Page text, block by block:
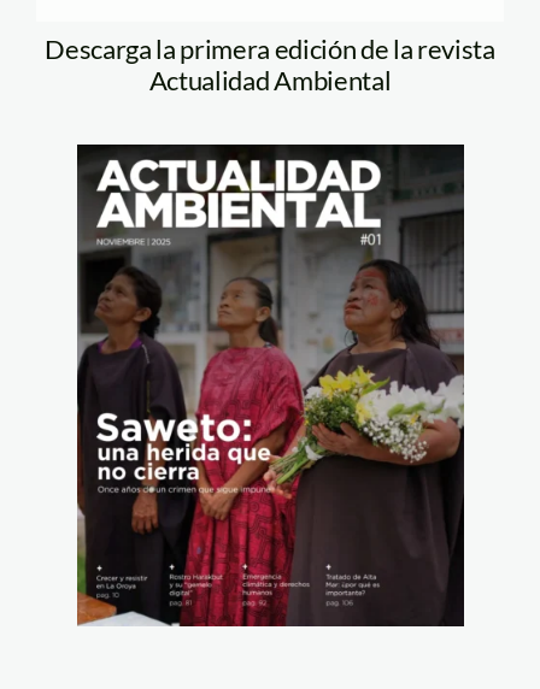
Descarga la primera edición de la revista
Actualidad Ambiental